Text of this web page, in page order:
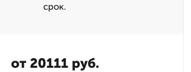
срок.
от 20111 руб.